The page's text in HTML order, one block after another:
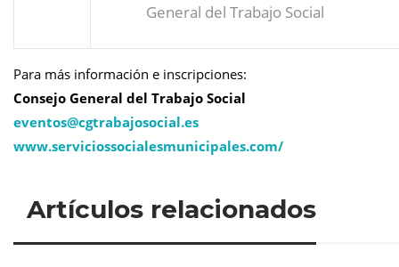
General del Trabajo Social
Para más información e inscripciones:
Consejo General del Trabajo Social
eventos@cgtrabajosocial.es
www.serviciossocialesmunicipales.com/
Artículos relacionados